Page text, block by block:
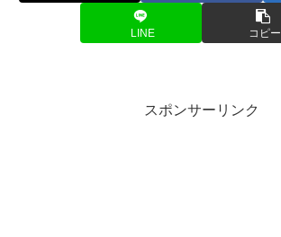
LINE コピー
スポンサーリンク